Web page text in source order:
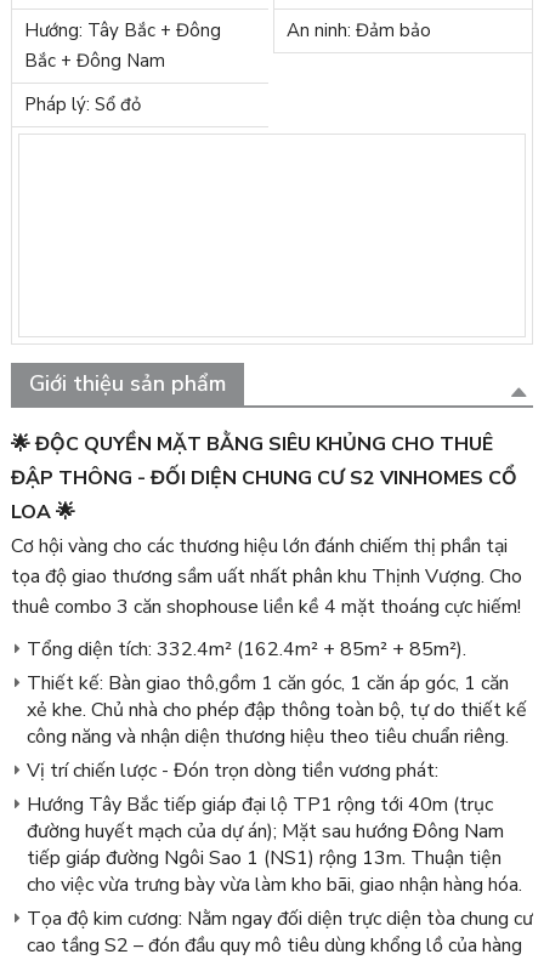
Hướng: Tây Bắc + Đông
Bắc + Đông Nam
An ninh: Đảm bảo
Pháp lý: Sổ đỏ
Giới thiệu sản phẩm
🌟 ĐỘC QUYỀN MẶT BẰNG SIÊU KHỦNG CHO THUÊ
ĐẬP THÔNG - ĐỐI DIỆN CHUNG CƯ S2 VINHOMES CỔ
LOA 🌟
Cơ hội vàng cho các thương hiệu lớn đánh chiếm thị phần tại
tọa độ giao thương sầm uất nhất phân khu Thịnh Vượng. Cho
thuê combo 3 căn shophouse liền kề 4 mặt thoáng cực hiếm!
Tổng diện tích: 332.4m² (162.4m² + 85m² + 85m²).
Thiết kế: Bàn giao thô,gồm 1 căn góc, 1 căn áp góc, 1 căn
xẻ khe. Chủ nhà cho phép đập thông toàn bộ, tự do thiết kế
công năng và nhận diện thương hiệu theo tiêu chuẩn riêng.
Vị trí chiến lược - Đón trọn dòng tiền vương phát:
Hướng Tây Bắc tiếp giáp đại lộ TP1 rộng tới 40m (trục
đường huyết mạch của dự án); Mặt sau hướng Đông Nam
tiếp giáp đường Ngôi Sao 1 (NS1) rộng 13m. Thuận tiện
cho việc vừa trưng bày vừa làm kho bãi, giao nhận hàng hóa.
Tọa độ kim cương: Nằm ngay đối diện trực diện tòa chung cư
cao tầng S2 – đón đầu quy mô tiêu dùng khổng lồ của hàng